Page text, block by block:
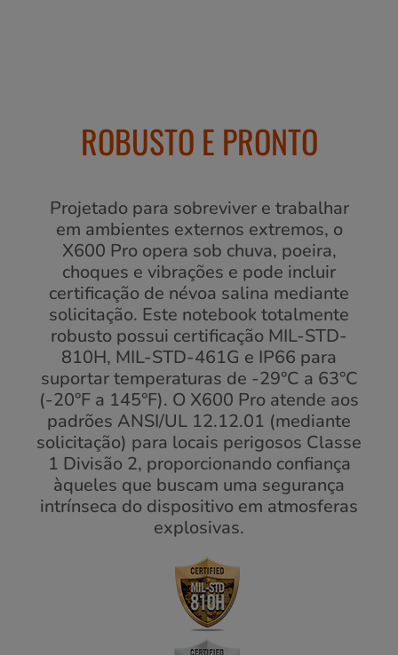
ROBUSTO E PRONTO
Projetado para sobreviver e trabalhar
em ambientes externos extremos, o
X600 Pro opera sob chuva, poeira,
choques e vibrações e pode incluir
certificação de névoa salina mediante
solicitação. Este notebook totalmente
robusto possui certificação MIL-STD-
810H, MIL-STD-461G e IP66 para
suportar temperaturas de -29°C a 63°C
(-20°F a 145°F). O X600 Pro atende aos
padrões ANSI/UL 12.12.01 (mediante
solicitação) para locais perigosos Classe
1 Divisão 2, proporcionando confiança
àqueles que buscam uma segurança
intrínseca do dispositivo em atmosferas
explosivas.